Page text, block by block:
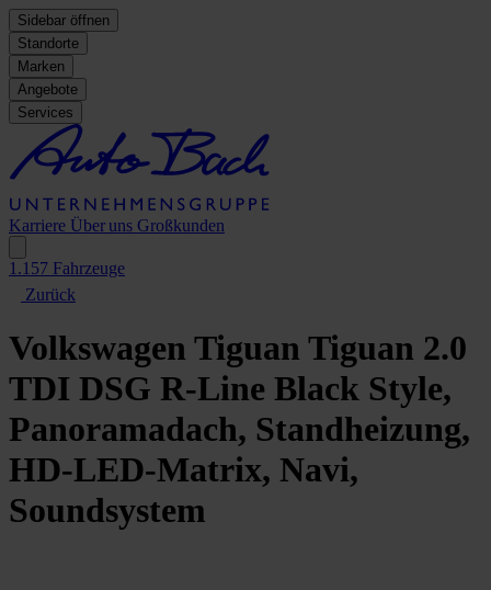
Sidebar öffnen
Standorte
Marken
Angebote
Services
Karriere Über uns Großkunden
1.157 Fahrzeuge
Zurück
Volkswagen Tiguan Tiguan 2.0
TDI DSG R-Line Black Style,
Panoramadach, Standheizung,
HD-LED-Matrix, Navi,
Soundsystem